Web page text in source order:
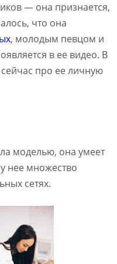
— она признается,
что она
, молодым певцом и
в ее видео. В
сейчас про ее личную
моделью, она умеет
нее множество
сетях.